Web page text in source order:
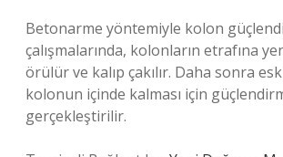
Betonarme yöntemiyle kolon
çalışmalarında, kolonların etrafına
örülür ve kalıp çakılır. Daha sonra
kolonun içinde kalması için
gerçekleştirilir.